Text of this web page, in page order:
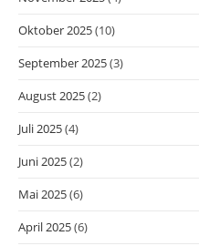
Oktober 2025(10)
September 2025(3)
August 2025(2)
Juli 2025(4)
Juni 2025(2)
Mai 2025(6)
April 2025(6)